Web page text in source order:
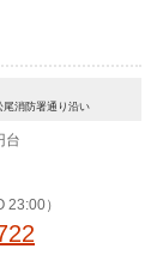
消防署通り沿い
台
）